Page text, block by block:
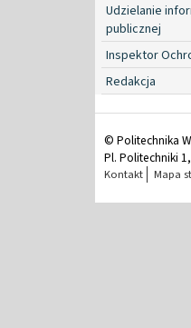
Udzielanie
publicznej
Inspektor
Redakcja
© Politechnika
Pl. Politechniki
Kontakt Mapa